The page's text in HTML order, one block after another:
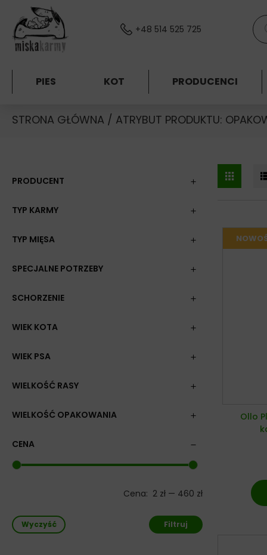
Skocz do treści
+48 514 525 725
PIES KOT PRODUCENCI
STRONA GŁÓWNA / ATRYBUT PRODUKTU:
Ollo
PRODUCENT
TYP KARMY
TYP MIĘSA
SPECJALNE POTRZEBY
SCHORZENIE
WIEK KOTA
WIEK PSA
WIELKOŚĆ RASY
WIELKOŚĆ OPAKOWANIA
CENA
Cena: 2 zł — 460 zł
Wyczyść Filtruj